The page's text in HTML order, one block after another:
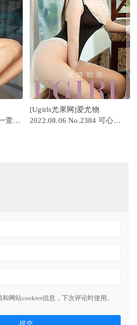
萱
[Ugirls尤果网]爱尤物
2022.08.06 No.2384 可心
网站cookies信息，下次评论时使用。